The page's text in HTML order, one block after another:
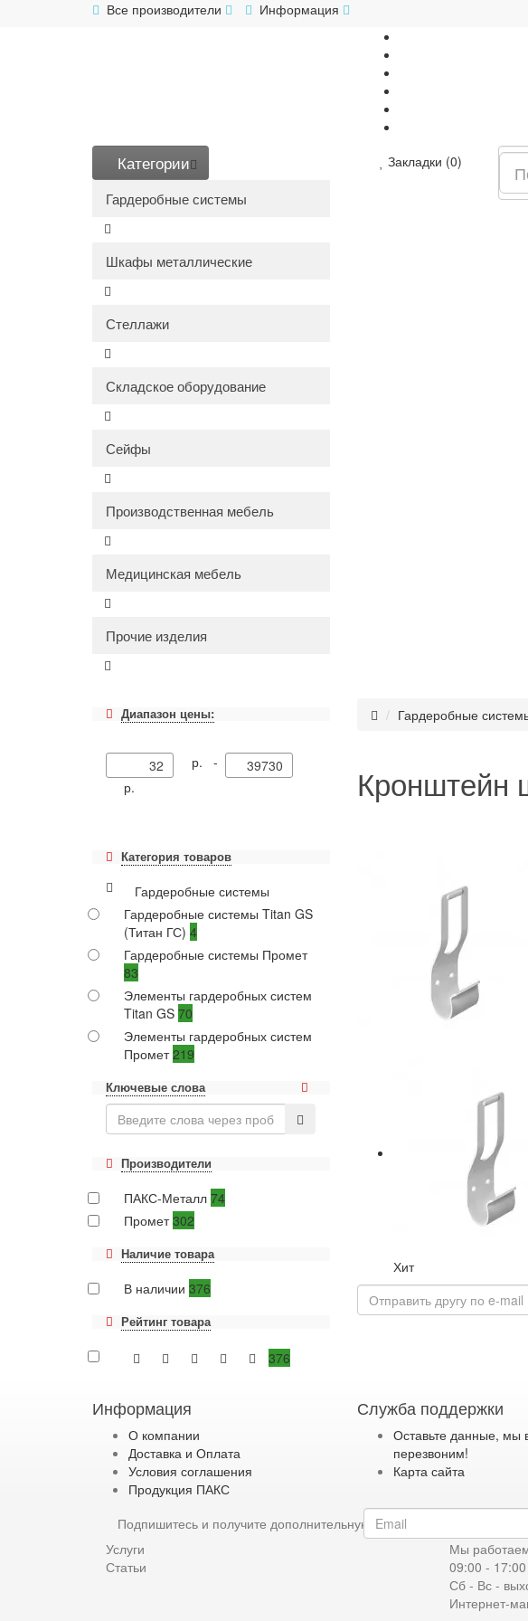
Все производители Информация
Категории
Гардеробные системы
Шкафы металлические
Стеллажи
Складское оборудование
Сейфы
Производственная мебель
Медицинская мебель
Прочие изделия
Закладки (0)
Диапазон цены:
р. -
р.
Категория товаров
Гардеробные системы
Гардеробные системы Titan GS
(Титан ГС) 4
Гардеробные системы Промет
83
Элементы гардеробных систем
Titan GS 70
Элементы гардеробных систем
Промет 219
Ключевые слова
Производители
ПАКС-Металл 74
Промет302
Наличие товара
В наличии 376
Рейтинг товара
376
Гардеробные
Кронштейн
Хит
Информация
О компании
Доставка и Оплата
Условия соглашения
Продукция ПАКС
Служба поддержки
Оставьте данные, мы
перезвоним!
Карта сайта
Подпишитесь и получите дополнительную скидку
Услуги
Статьи
Мы
09:00 -
Сб - Вс -
Интернет-